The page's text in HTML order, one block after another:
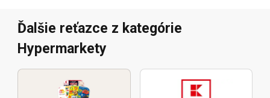
Ďalšie reťazce z kategórie
Hypermarkety